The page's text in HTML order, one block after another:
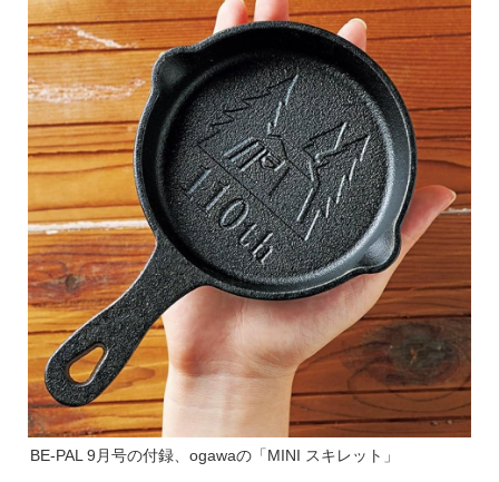
BE-PAL 9月号の付録、ogawaの「MINI スキレット」